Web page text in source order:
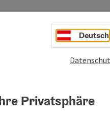
von stationären
Deutsch
Privatsphäre